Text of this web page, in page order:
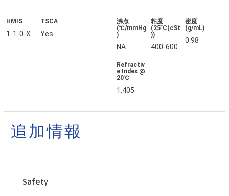
HMIS
1-1-0-X
TSCA
Yes
沸点
(℃/mmHg
)
NA
粘度
(25˚C(cSt
))
400-600
密度
(g/mL)
0.98
Refractiv
e Index @
20℃
1.405
追加情報
Safety